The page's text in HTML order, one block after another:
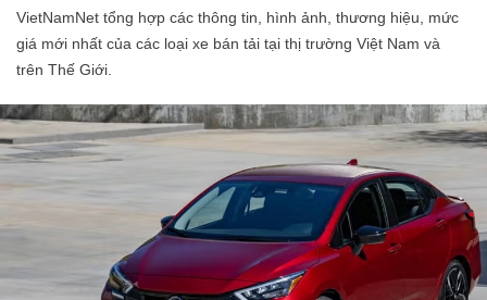
VietNamNet tổng hợp các thông tin, hình ảnh, thương hiệu, mức
giá mới nhất của các loại xe bán tải tại thị trường Việt Nam và
trên Thế Giới.